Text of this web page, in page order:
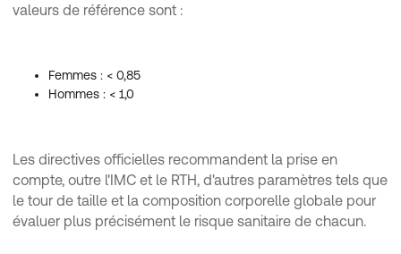
valeurs de référence sont :
Femmes : < 0,85
Hommes : < 1,0
Les directives officielles recommandent la prise en
compte, outre l'IMC et le RTH, d'autres paramètres tels que
le tour de taille et la composition corporelle globale pour
évaluer plus précisément le risque sanitaire de chacun.